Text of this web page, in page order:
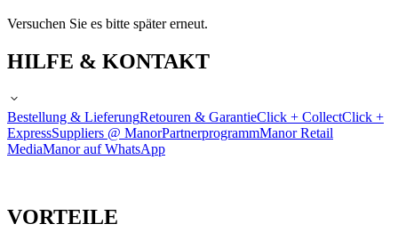
Versuchen Sie es bitte später erneut.
HILFE & KONTAKT
Bestellung & LieferungRetouren & GarantieClick + CollectClick +
ExpressSuppliers @ ManorPartnerprogrammManor Retail
MediaManor auf WhatsApp
VORTEILE